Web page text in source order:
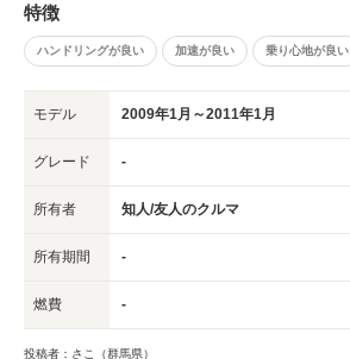
特徴
ハンドリングが良い 加速が良い 乗り心地が良い
モデル 2009年1月～2011年1月
グレード -
所有者 知人/友人のクルマ
所有期間 -
燃費 -
投稿者：さこ（群馬県）